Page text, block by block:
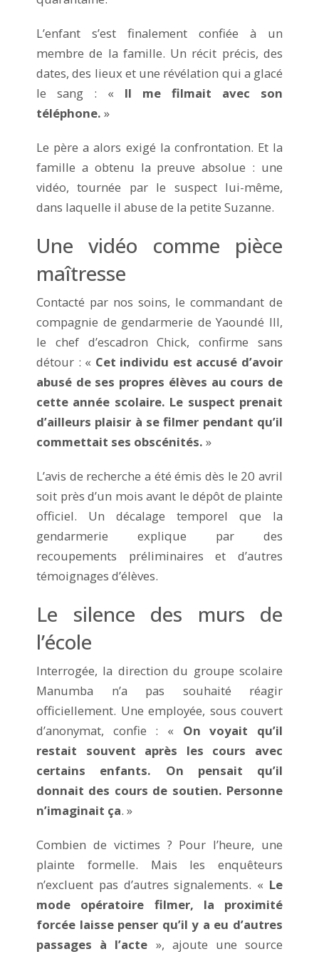
L’enfant s’est finalement confiée à un
membre de la famille. Un récit précis, des
dates, des lieux et une révélation qui a glacé
le sang : « Il me filmait avec son
téléphone. »
Le père a alors exigé la confrontation. Et la
famille a obtenu la preuve absolue : une
vidéo, tournée par le suspect lui-même,
dans laquelle il abuse de la petite Suzanne.
Une vidéo comme pièce
maîtresse
Contacté par nos soins, le commandant de
compagnie de gendarmerie de Yaoundé III,
le chef d’escadron Chick, confirme sans
détour : « Cet individu est accusé d’avoir
abusé de ses propres élèves au cours de
cette année scolaire. Le suspect prenait
d’ailleurs plaisir à se filmer pendant qu’il
commettait ses obscénités. »
L’avis de recherche a été émis dès le 20 avril
soit près d’un mois avant le dépôt de plainte
officiel. Un décalage temporel que la
gendarmerie explique par des
recoupements préliminaires et d’autres
témoignages d’élèves.
Le silence des murs de
l’école
Interrogée, la direction du groupe scolaire
Manumba n’a pas souhaité réagir
officiellement. Une employée, sous couvert
d’anonymat, confie : « On voyait qu’il
restait souvent après les cours avec
certains enfants. On pensait qu’il
donnait des cours de soutien. Personne
n’imaginait ça. »
Combien de victimes ? Pour l’heure, une
plainte formelle. Mais les enquêteurs
n’excluent pas d’autres signalements. « Le
mode opératoire filmer, la proximité
forcée laisse penser qu’il y a eu d’autres
passages à l’acte », ajoute une source